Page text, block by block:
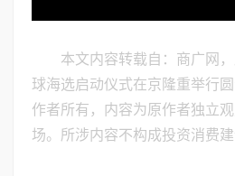
本文内容转载自：商广网
球海选启动仪式在京隆重举行
作者所有，内容为原作者独立
场。所涉内容不构成投资消费